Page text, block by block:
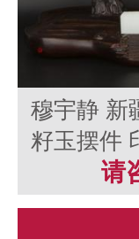
穆宇静 新
籽玉摆件
请